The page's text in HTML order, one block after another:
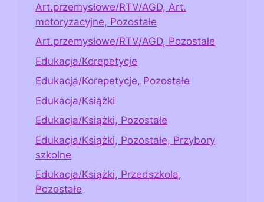
Art.przemysłowe/RTV/AGD, Art.
motoryzacyjne, Pozostałe
Art.przemysłowe/RTV/AGD, Pozostałe
Edukacja/Korepetycje
Edukacja/Korepetycje, Pozostałe
Edukacja/Książki
Edukacja/Książki, Pozostałe
Edukacja/Książki, Pozostałe, Przybory
szkolne
Edukacja/Książki, Przedszkola,
Pozostałe